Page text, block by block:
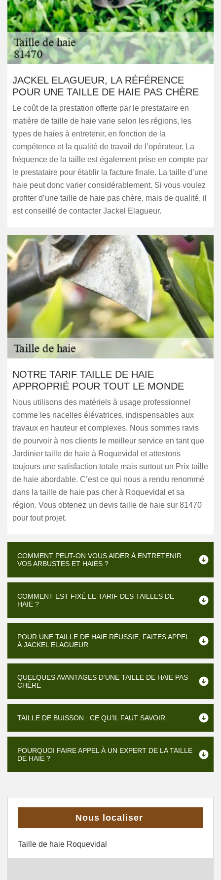
JACKEL ELAGUEUR, LA RÉFÉRENCE
POUR UNE TAILLE DE HAIE PAS CHÈRE
Le coût de la prestation offerte par le prestataire en
matière de taille de haie varie selon les régions, les
types de haies à entretenir, en fonction de la
compétence et la qualité de travail de l’opérateur. La
fréquence de la taille est également prise en compte par
le prestataire pour établir la facture finale. La taille d’une
haie peut donc varier considérablement. Si vous voulez
profiter d’une taille de haie pas chère, mais de qualité, il
est conseillé de contacter Jackel Elagueur.
NOTRE TARIF TAILLE DE HAIE
APPROPRIÉ POUR TOUT LE MONDE
Nous utilisons des matériels à usage professionnel
comme les nacelles élévatrices, indispensables aux
travaux en hauteur et complexes. Nous sommes ravis
de pourvoir à nos clients le meilleur service en tant que
Jardinier taille de haie à Roquevidal et attestons
toujours une satisfaction totale mais surtout un Prix taille
de haie abordable. C’est ce qui nous a rendu renommé
dans la taille de haie pas cher à Roquevidal et sa
région. Vous obtenez un devis taille de haie sur 81470
pour tout projet.
COMMENT PEUT-ON VOUS AIDER À ENTRETENIR
VOS ARBUSTES ET HAIES ?
COMMENT EST FIXÉ LE TARIF DES TAILLES DE
HAIE ?
POUR UNE TAILLE DE HAIE RÉUSSIE, FAITES APPEL
À JACKEL ELAGUEUR
QUELQUES AVANTAGES D’UNE TAILLE DE HAIE PAS
CHÈRE
TAILLE DE BUISSON : CE QU’IL FAUT SAVOIR
POURQUOI FAIRE APPEL À UN EXPERT DE LA TAILLE
DE HAIE ?
Nous localiser
Taille de haie Roquevidal